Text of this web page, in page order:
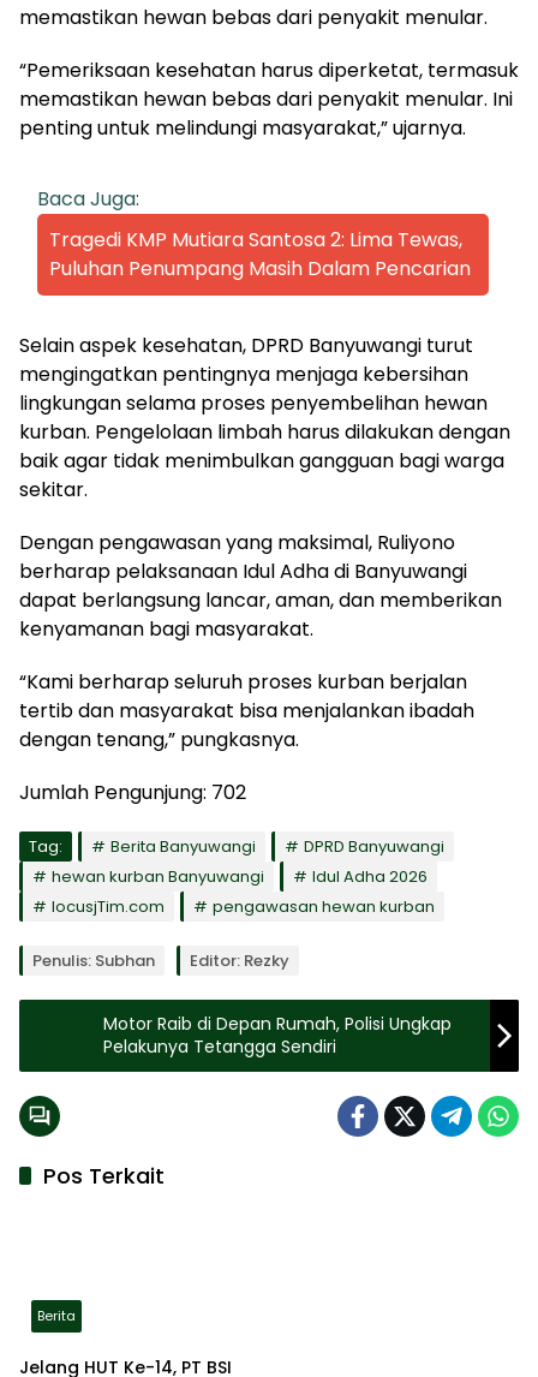
memastikan hewan bebas dari penyakit menular.
“Pemeriksaan kesehatan harus diperketat, termasuk
memastikan hewan bebas dari penyakit menular. Ini
penting untuk melindungi masyarakat,” ujarnya.
Baca Juga:
Tragedi KMP Mutiara Santosa 2: Lima Tewas,
Puluhan Penumpang Masih Dalam Pencarian
Selain aspek kesehatan, DPRD Banyuwangi turut
mengingatkan pentingnya menjaga kebersihan
lingkungan selama proses penyembelihan hewan
kurban. Pengelolaan limbah harus dilakukan dengan
baik agar tidak menimbulkan gangguan bagi warga
sekitar.
Dengan pengawasan yang maksimal, Ruliyono
berharap pelaksanaan Idul Adha di Banyuwangi
dapat berlangsung lancar, aman, dan memberikan
kenyamanan bagi masyarakat.
“Kami berharap seluruh proses kurban berjalan
tertib dan masyarakat bisa menjalankan ibadah
dengan tenang,” pungkasnya.
Jumlah Pengunjung: 702
Tag: Berita Banyuwangi
DPRD Banyuwangi
hewan kurban Banyuwangi
Idul Adha 2026
locusjTim.com
pengawasan hewan kurban
Penulis: Subhan Editor: Rezky
Motor Raib di Depan Rumah, Polisi Ungkap
Pelakunya Tetangga Sendiri
Pos Terkait
Berita
Jelang HUT Ke-14, PT BSI